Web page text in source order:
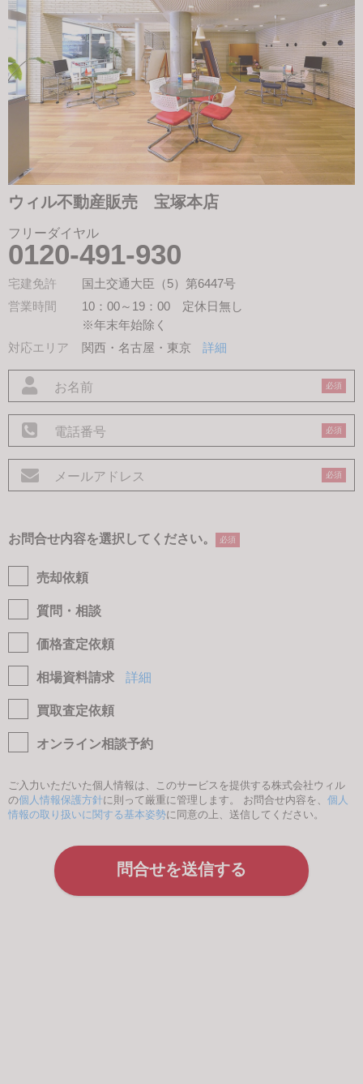
ウィル不動産販売 宝塚本店
フリーダイヤル
0120-491-930
宅建免許
国土交通大臣（5）第6447号
営業時間
10：00～19：00 定休日無し
※年末年始除く
対応エリア
関西・名古屋・東京 詳細
必須
必須
必須
お問合せ内容を選択してください。 必須
売却依頼
質問・相談
価格査定依頼
相場資料請求 詳細
買取査定依頼
オンライン相談予約
ご入力いただいた個人情報は、このサービスを提供する株式会社ウィル
の個人情報保護方針に則って厳重に管理します。 お問合せ内容を、 個人
情報の取り扱いに関する基本姿勢に同意の上、送信してください。